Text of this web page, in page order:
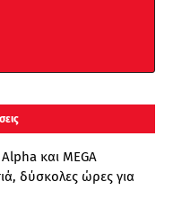
και MEGA
δύσκολες ώρες για